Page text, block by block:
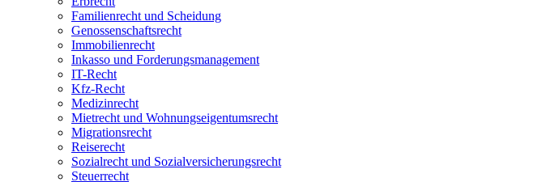
Familienrecht und Scheidung
Genossenschaftsrecht
Immobilienrecht
Inkasso und Forderungsmanagement
IT-Recht
Kfz-Recht
Medizinrecht
Mietrecht und Wohnungseigentumsrecht
Migrationsrecht
Reiserecht
Sozialrecht und Sozialversicherungsrecht
Steuerrecht